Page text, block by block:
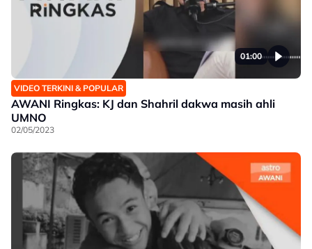
01:00
VIDEO TERKINI & POPULAR
AWANI Ringkas: KJ dan Shahril dakwa masih ahli
UMNO
02/05/2023